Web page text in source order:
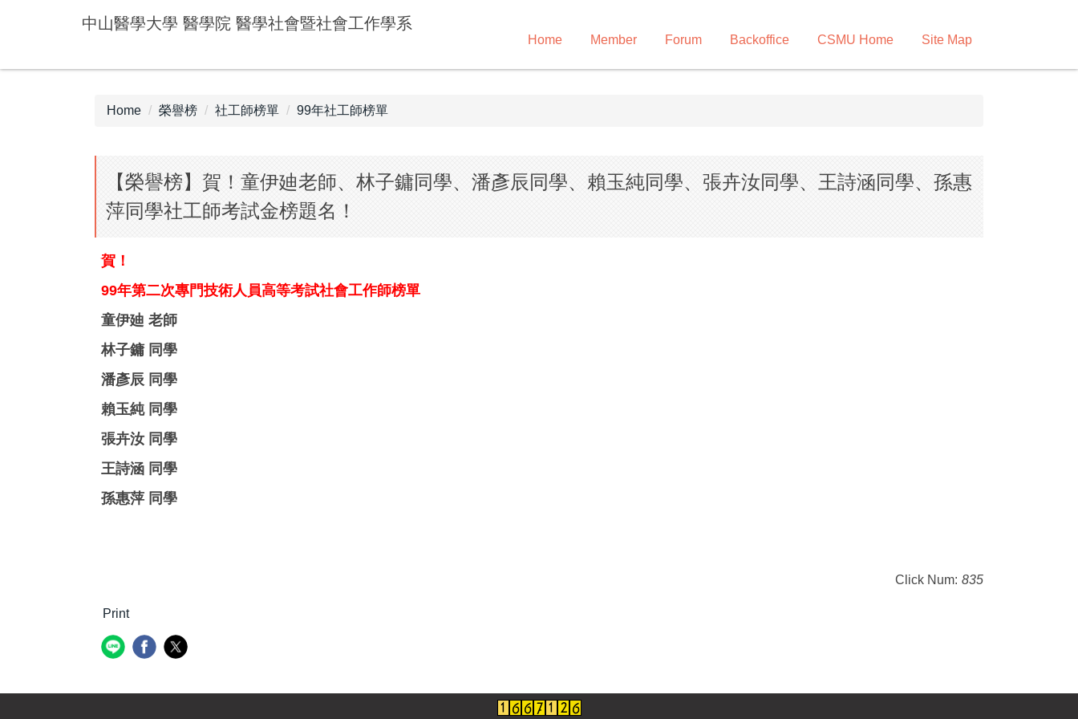
main
中山醫學大學 醫學院 醫學社會暨社會工作學系
Home Member Forum Backoffice CSMU Home Site Map
Home 榮譽榜 社工師榜單 99年社工師榜單
【榮譽榜】賀！童伊廸老師、林子鏞同學、潘彥辰同學、賴玉純同學、張卉汝同學、王詩涵同學、孫惠
萍同學社工師考試金榜題名！
賀！
99年第二次專門技術人員高等考試社會工作師榜單
童伊廸 老師
林子鏞 同學
潘彥辰 同學
賴玉純 同學
張卉汝 同學
王詩涵 同學
孫惠萍 同學
Click Num: 835
Print